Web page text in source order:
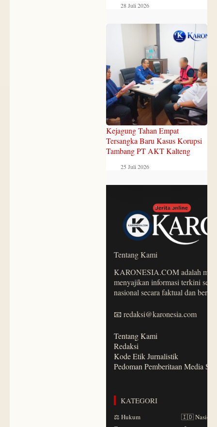
28 Juli 2026
Kejagung Tahan Empat
Tersangka Baru Kasus Korupsi
Tambang PT AKT Kalteng
25 Juli 2026
Tentang Kami
KARONESIA.COM adalah
menyajikan informasi terkini
nasional secara faktual dan
📧 redaksi@karonesia.com
Tentang Kami
Redaksi
Kode Etik Jurnalistik
Pedoman Pemberitaan Media
KATEGORI
⚖️ Hukum
🇮🇩